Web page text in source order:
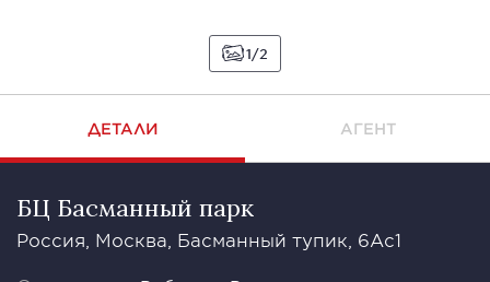
1 2
ДЕТАЛИ АГЕНТ
БЦ Басманный парк
Россия, Москва, Басманный тупик, 6Ас1